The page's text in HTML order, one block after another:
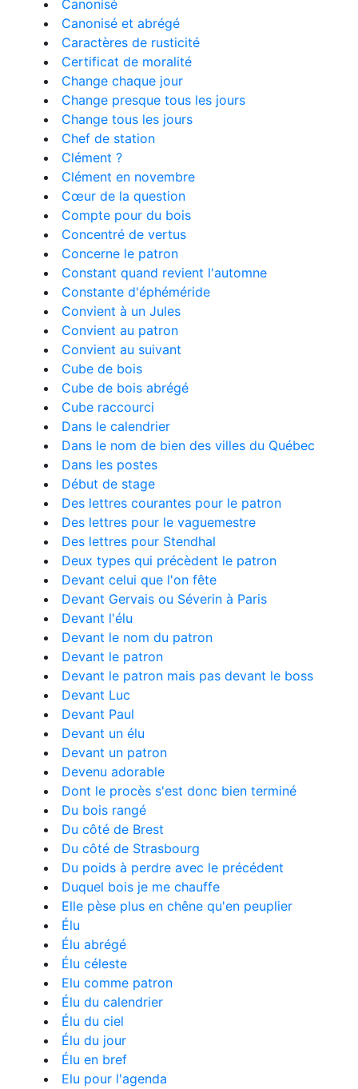
Canonisé
Canonisé et abrégé
Caractères de rusticité
Certificat de moralité
Change chaque jour
Change presque tous les jours
Change tous les jours
Chef de station
Clément ?
Clément en novembre
Cœur de la question
Compte pour du bois
Concentré de vertus
Concerne le patron
Constant quand revient l'automne
Constante d'éphéméride
Convient à un Jules
Convient au patron
Convient au suivant
Cube de bois
Cube de bois abrégé
Cube raccourci
Dans le calendrier
Dans le nom de bien des villes du Québec
Dans les postes
Début de stage
Des lettres courantes pour le patron
Des lettres pour le vaguemestre
Des lettres pour Stendhal
Deux types qui précèdent le patron
Devant celui que l'on fête
Devant Gervais ou Séverin à Paris
Devant l'élu
Devant le nom du patron
Devant le patron
Devant le patron mais pas devant le boss
Devant Luc
Devant Paul
Devant un élu
Devant un patron
Devenu adorable
Dont le procès s'est donc bien terminé
Du bois rangé
Du côté de Brest
Du côté de Strasbourg
Du poids à perdre avec le précédent
Duquel bois je me chauffe
Elle pèse plus en chêne qu'en peuplier
Élu
Élu abrégé
Élu céleste
Elu comme patron
Élu du calendrier
Élu du ciel
Élu du jour
Élu en bref
Elu pour l'agenda